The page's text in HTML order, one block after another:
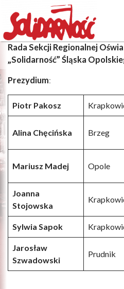
Rada Sekcji Regionalnej
„Solidarność” Śląska
Prezydium:
Piotr Pakosz
Alina Chęcińska Brzeg
Mariusz Madej Opole
Joanna
Stojowska
Sylwia Sapok
Jarosław
Szwadowski
Prudnik